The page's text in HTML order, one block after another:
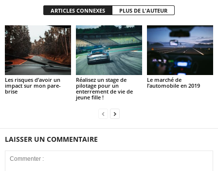
ARTICLES CONNEXES PLUS DE L'AUTEUR
Les risques d’avoir un
impact sur mon pare-
brise
Réalisez un stage de
pilotage pour un
enterrement de vie de
jeune fille !
Le marché de
l’automobile en 2019
LAISSER UN COMMENTAIRE